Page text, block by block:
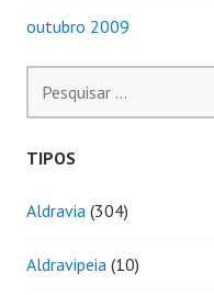
outubro 2009
por:
TIPOS
Aldravia (304)
Aldravipeia (10)